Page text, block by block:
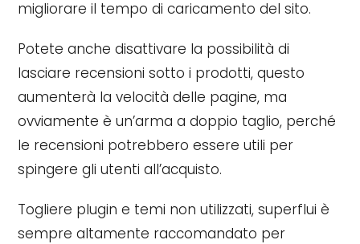
migliorare il tempo di caricamento del sito.
Potete anche disattivare la possibilità di
lasciare recensioni sotto i prodotti, questo
aumenterà la velocità delle pagine, ma
ovviamente è un’arma a doppio taglio, perché
le recensioni potrebbero essere utili per
spingere gli utenti all’acquisto.
Togliere plugin e temi non utilizzati, superflui è
sempre altamente raccomandato per